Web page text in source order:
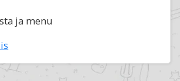
ja menu